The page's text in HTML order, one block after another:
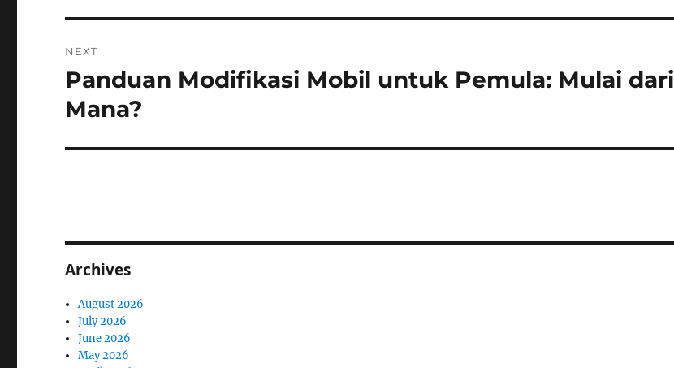
NEXT
Next
post:
Panduan Modifikasi Mobil untuk Pemula: Mulai dari
Mana?
Archives
August 2026
July 2026
June 2026
May 2026